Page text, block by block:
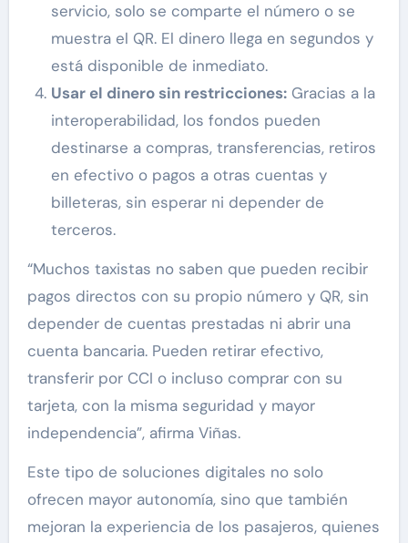
servicio, solo se comparte el número o se
muestra el QR. El dinero llega en segundos y
está disponible de inmediato.
Usar el dinero sin restricciones:Gracias a la
interoperabilidad, los fondos pueden
destinarse a compras, transferencias, retiros
en efectivo o pagos a otras cuentas y
billeteras, sin esperar ni depender de
terceros.
“Muchos taxistas no saben que pueden recibir
pagos directos con su propio número y QR, sin
depender de cuentas prestadas ni abrir una
cuenta bancaria. Pueden retirar efectivo,
transferir por CCI o incluso comprar con su
tarjeta, con la misma seguridad y mayor
independencia”, afirma Viñas.
Este tipo de soluciones digitales no solo
ofrecen mayor autonomía, sino que también
mejoran la experiencia de los pasajeros, quienes